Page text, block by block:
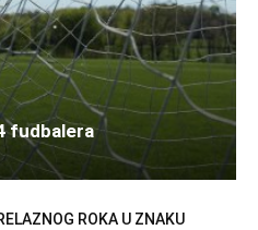
fudbalera
ROKA U ZNAKU